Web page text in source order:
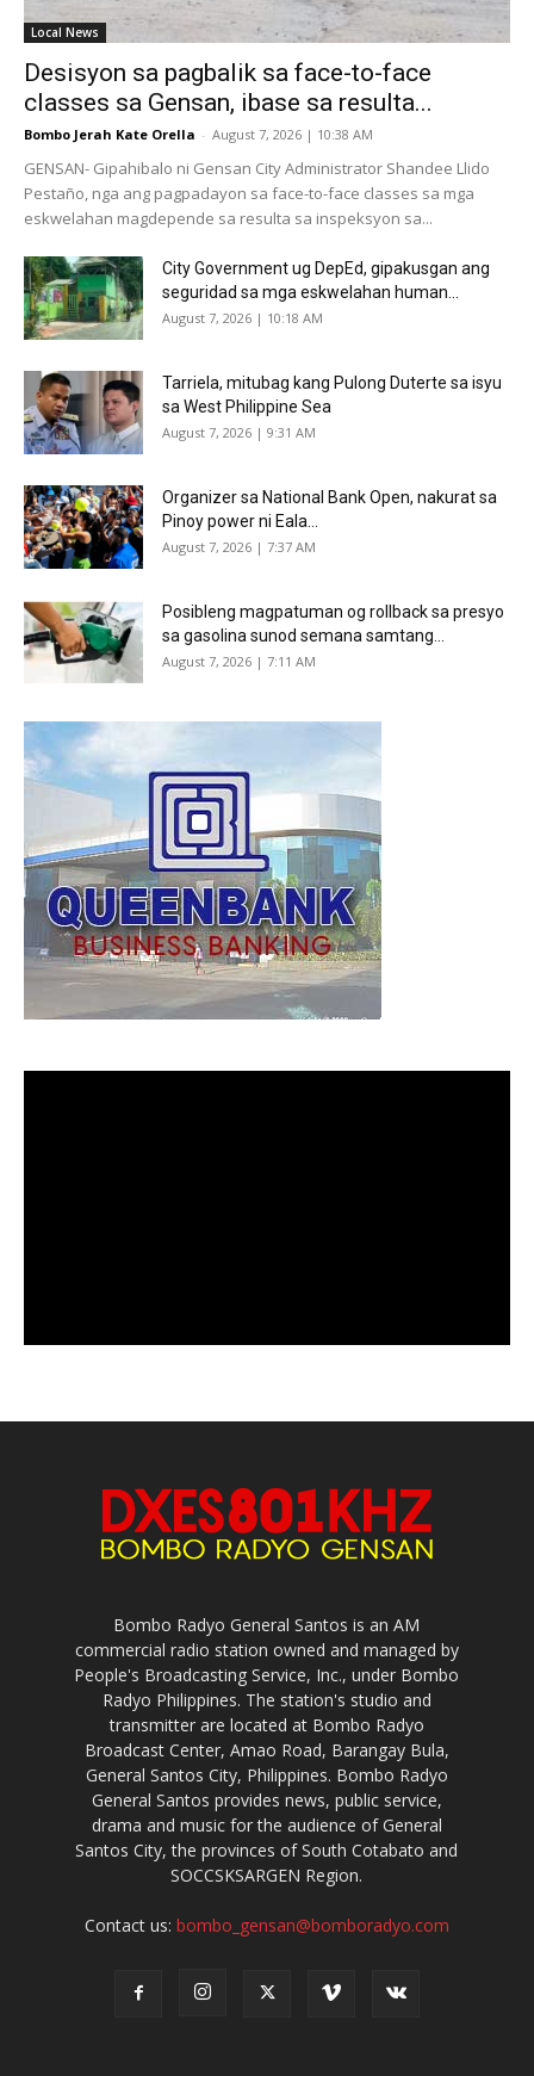
Local News
Desisyon sa pagbalik sa face-to-face
classes sa Gensan, ibase sa resulta...
Bombo Jerah Kate Orella - August 7, 2026 | 10:38 AM
GENSAN- Gipahibalo ni Gensan City Administrator Shandee Llido
Pestaño, nga ang pagpadayon sa face-to-face classes sa mga
eskwelahan magdepende sa resulta sa inspeksyon sa...
City Government ug DepEd, gipakusgan ang
seguridad sa mga eskwelahan human...
August 7, 2026 | 10:18 AM
Tarriela, mitubag kang Pulong Duterte sa isyu
sa West Philippine Sea
August 7, 2026 | 9:31 AM
Organizer sa National Bank Open, nakurat sa
Pinoy power ni Eala...
August 7, 2026 | 7:37 AM
Posibleng magpatuman og rollback sa presyo
sa gasolina sunod semana samtang...
August 7, 2026 | 7:11 AM
Bombo Radyo General Santos is an AM
commercial radio station owned and managed by
People's Broadcasting Service, Inc., under Bombo
Radyo Philippines. The station's studio and
transmitter are located at Bombo Radyo
Broadcast Center, Amao Road, Barangay Bula,
General Santos City, Philippines. Bombo Radyo
General Santos provides news, public service,
drama and music for the audience of General
Santos City, the provinces of South Cotabato and
SOCCSKSARGEN Region.
Contact us: bombo_gensan@bomboradyo.com